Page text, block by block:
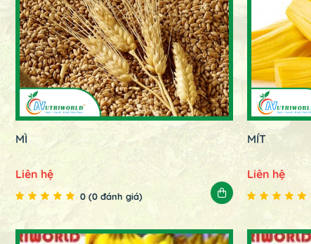
MÌ
Liên hệ
0 (0 đánh giá)
MÍT
Liên hệ